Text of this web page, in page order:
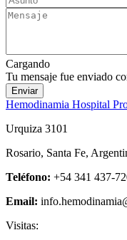
Cargando
Tu mensaje fue enviado
Enviar
Hemodinamia Hospital
Urquiza 3101
Rosario, Santa Fe,
Teléfono: +54 341 437-
Email:
Visitas: